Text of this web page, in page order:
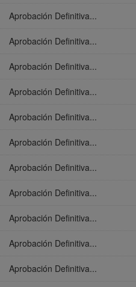
Aprobación Definitiva...
Aprobación Definitiva...
Aprobación Definitiva...
Aprobación Definitiva...
Aprobación Definitiva...
Aprobación Definitiva...
Aprobación Definitiva...
Aprobación Definitiva...
Aprobación Definitiva...
Aprobación Definitiva...
Aprobación Definitiva...